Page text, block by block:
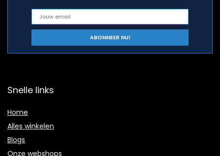
Snelle links
Home
Alles winkelen
Blogs
Onze webshops